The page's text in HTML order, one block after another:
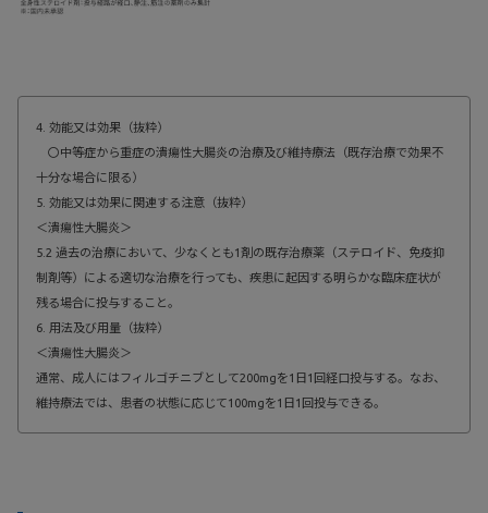
4. 効能又は効果（抜粋）
〇中等症から重症の潰瘍性大腸炎の治療及び維持療法（既存治療で効果不
十分な場合に限る）
5. 効能又は効果に関連する注意（抜粋）
＜潰瘍性大腸炎＞
5.2 過去の治療において、少なくとも1剤の既存治療薬（ステロイド、免疫抑
制剤等）による適切な治療を行っても、疾患に起因する明らかな臨床症状が
残る場合に投与すること。
6. 用法及び用量（抜粋）
＜潰瘍性大腸炎＞
通常、成人にはフィルゴチニブとして200mgを1日1回経口投与する。なお、
維持療法では、患者の状態に応じて100mgを1日1回投与できる。